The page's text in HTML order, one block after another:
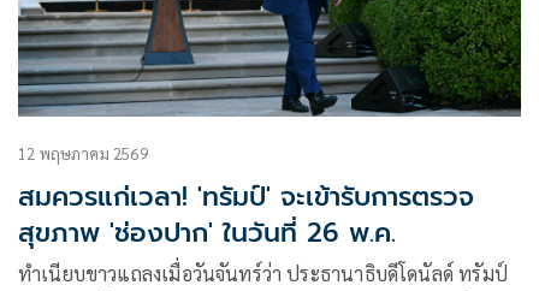
12 พฤษภาคม 2569
สมควรแก่เวลา! 'ทรัมป์' จะเข้ารับการตรวจ
สุขภาพ 'ช่องปาก' ในวันที่ 26 พ.ค.
ทำเนียบขาวแถลงเมื่อวันจันทร์ว่า ประธานาธิบดีโดนัลด์ ทรัมป์